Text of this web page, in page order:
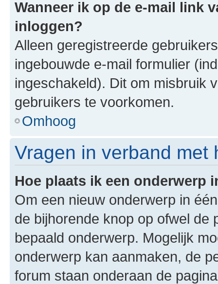
Wanneer ik op de e-mail link
inloggen?
Alleen geregistreerde
ingebouwde e-mail formulier
ingeschakeld). Dit om misbruik
gebruikers te voorkomen.
Omhoog
Vragen in verband met
Hoe plaats ik een onderwerp
Om een nieuw onderwerp in
de bijhorende knop op ofwel de
bepaald onderwerp. Mogelijk
onderwerp kan aanmaken, de
forum staan onderaan de